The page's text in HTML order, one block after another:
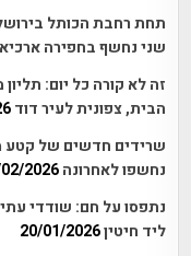
תחת רחבת הכותל
שני נחשף בחפירה
זה לא קורה כל יום:
הבית, צפונית לעיר דוד
שרידים חדשים של קטע
נחשפו לאחרונה 2026
נתפסו על חם: שודדי
ליד חיטין20/01/2026